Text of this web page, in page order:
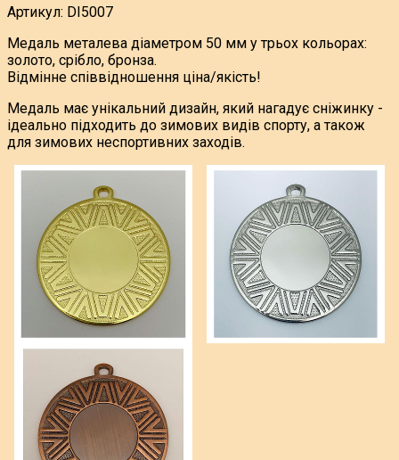
Артикул: DI5007
Медаль металева діаметром 50 мм у трьох кольорах:
золото, срібло, бронза.
Відмінне співвідношення ціна/якість!
Медаль має унікальний дизайн, який нагадує сніжинку -
ідеально підходить до зимових видів спорту, а також
для зимових неспортивних заходів.